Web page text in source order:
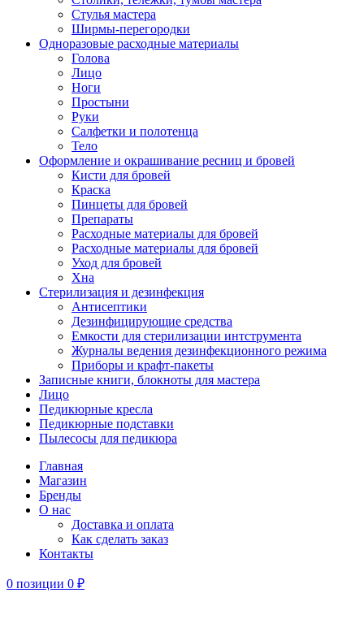
Стулья мастера
Ширмы-перегородки
Одноразовые расходные материалы
Голова
Лицо
Ноги
Простыни
Руки
Салфетки и полотенца
Тело
Оформление и окрашивание ресниц и бровей
Кисти для бровей
Краска
Пинцеты для бровей
Препараты
Расходные материалы для бровей
Расходные материалы для бровей
Уход для бровей
Хна
Стерилизация и дезинфекция
Антисептики
Дезинфицирующие средства
Емкости для стерилизации интструмента
Журналы ведения дезинфекционного режима
Приборы и крафт-пакеты
Записные книги, блокноты для мастера
Лицо
Педикюрные кресла
Педикюрные подставки
Пылесосы для педикюра
Главная
Магазин
Бренды
О нас
Доставка и оплата
Как сделать заказ
Контакты
0 позиции 0 ₽